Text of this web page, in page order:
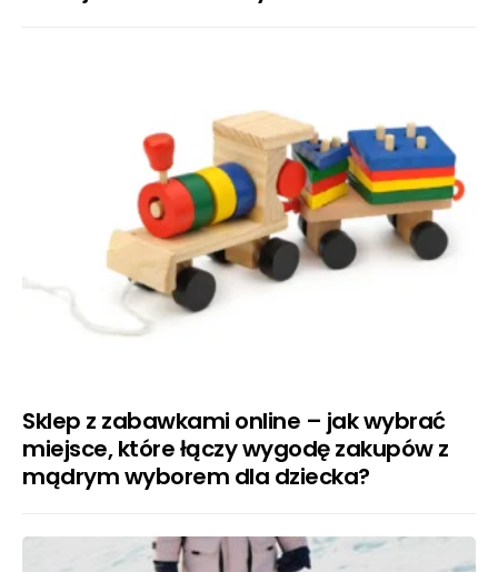
Sklep z zabawkami online – jak wybrać
miejsce, które łączy wygodę zakupów z
mądrym wyborem dla dziecka?